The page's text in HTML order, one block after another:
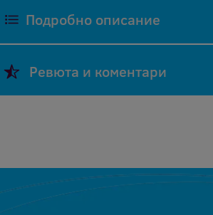
Подробно описание
Ревюта и коментари